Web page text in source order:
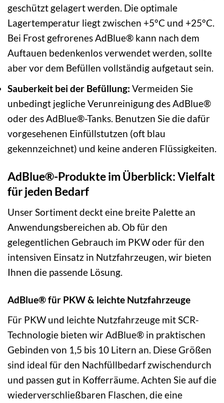
geschützt gelagert werden. Die optimale
Lagertemperatur liegt zwischen +5°C und +25°C.
Bei Frost gefrorenes AdBlue® kann nach dem
Auftauen bedenkenlos verwendet werden, sollte
aber vor dem Befüllen vollständig aufgetaut sein.
Sauberkeit bei der Befüllung: Vermeiden Sie
unbedingt jegliche Verunreinigung des AdBlue®
oder des AdBlue®-Tanks. Benutzen Sie die dafür
vorgesehenen Einfüllstutzen (oft blau
gekennzeichnet) und keine anderen Flüssigkeiten.
AdBlue®-Produkte im Überblick: Vielfalt
für jeden Bedarf
Unser Sortiment deckt eine breite Palette an
Anwendungsbereichen ab. Ob für den
gelegentlichen Gebrauch im PKW oder für den
intensiven Einsatz in Nutzfahrzeugen, wir bieten
Ihnen die passende Lösung.
AdBlue® für PKW & leichte Nutzfahrzeuge
Für PKW und leichte Nutzfahrzeuge mit SCR-
Technologie bieten wir AdBlue® in praktischen
Gebinden von 1,5 bis 10 Litern an. Diese Größen
sind ideal für den Nachfüllbedarf zwischendurch
und passen gut in Kofferräume. Achten Sie auf die
wiederverschließbaren Flaschen, die eine